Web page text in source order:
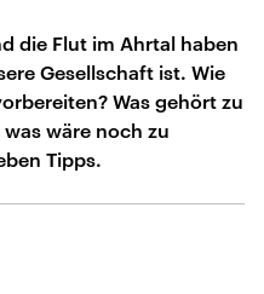
die Flut im Ahrtal haben
Gesellschaft ist. Wie
Was gehört zu
wäre noch zu
Tipps.